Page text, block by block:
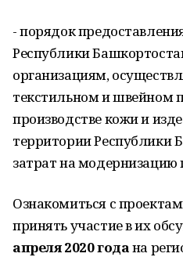
- порядок
Республики
организациям,
текстильном и швейном
производстве кожи и
территории Республики
затрат на модернизацию
Ознакомиться с
принять участие в их
апреля 2020 годана